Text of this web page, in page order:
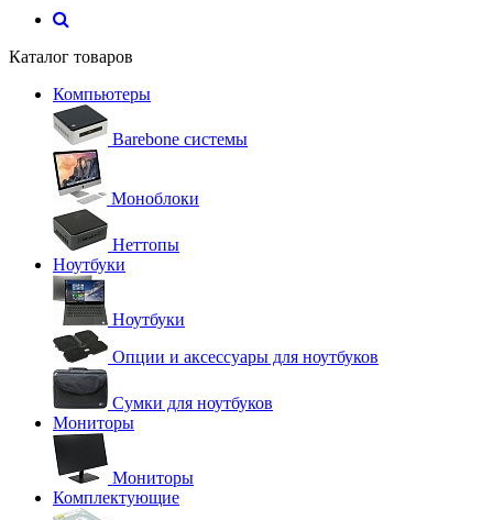
Каталог товаров
Компьютеры
Barebone системы
Моноблоки
Неттопы
Ноутбуки
Ноутбуки
Опции и аксессуары для ноутбуков
Сумки для ноутбуков
Мониторы
Мониторы
Комплектующие